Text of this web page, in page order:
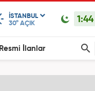
ISTANBUL
30° AÇIK 1:44
Resmi İlanlar